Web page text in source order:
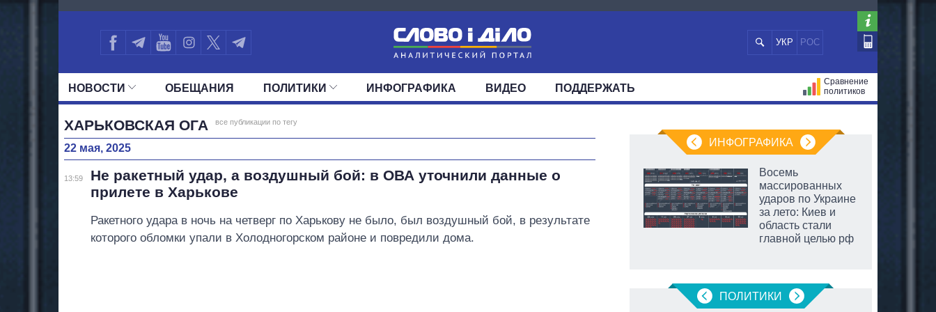
2288
УКР РОС
НОВОСТИ ОБЕЩАНИЯ ПОЛИТИКИ
ВСЕ ПОЛИТИКИ ПРЕЗИДЕНТ И ОФИС
ИНФОГРАФИКА ВИДЕО ПОДДЕРЖАТЬ
Сравнение
политиков
ХАРЬКОВСКАЯ ОГА все публикации по тегу
22 мая, 2025
13:59
Не ракетный удар, а воздушный бой: в ОВА уточнили данные о
прилете в Харькове
Ракетного удара в ночь на четверг по Харькову не было, был воздушный бой, в результате
которого обломки упали в Холодногорском районе и повредили дома.
ИНФОГРАФИКА
Сколько
время большой
Восемь
массированных
ударов по Украине
за лето: Киев и
область стали
главной целью рф
ПОЛИТИКИ